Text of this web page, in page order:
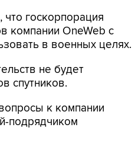
госкорпорация
компании OneWeb с
в военных целях.
не будет
спутников.
к компании
подрядчиком